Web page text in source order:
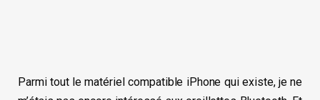
Parmi tout le matériel compatible iPhone qui existe, je ne